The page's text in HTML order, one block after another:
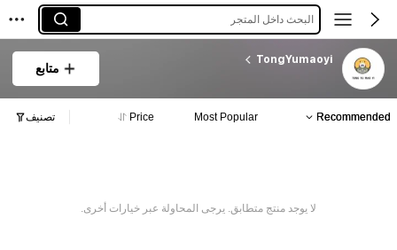
البحث داخل المتجر
TongYumaoyi
متابع
Recommended
Most Popular
Price تصنيف
لا يوجد منتج متطابق. يرجى المحاولة عبر خيارات أخرى.